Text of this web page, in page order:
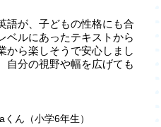
語が、子どもの性格にも合
ベルにあったテキストから
から楽しそうで安心しまし
自分の視野や幅を広げても
くん（小学6年生）